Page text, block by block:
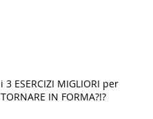
i 3 ESERCIZI MIGLIORI per
TORNARE IN FORMA?!?